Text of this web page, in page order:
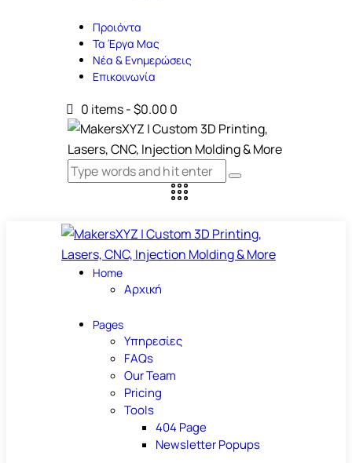
Προιόντα
Τα Έργα Μας
Νέα & Ενημερώσεις
Επικοινωνία
0 items-$0.00 0
Home
Αρχική
Pages
Υπηρεσίες
FAQs
Our Team
Pricing
Tools
404 Page
Newsletter Popups